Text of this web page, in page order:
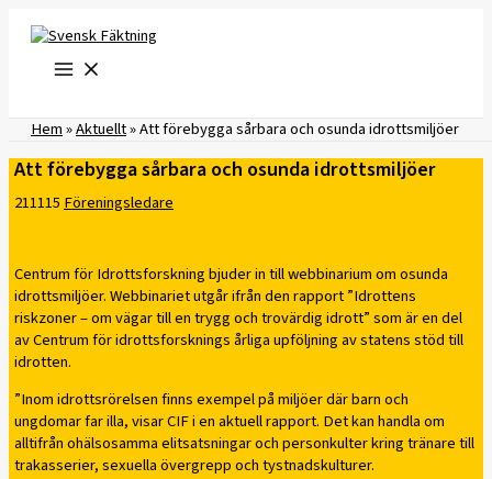
innehåll
Hem»Aktuellt»Att förebygga sårbara och osunda idrottsmiljöer
Att förebygga sårbara och osunda idrottsmiljöer
211115Föreningsledare
Centrum för Idrottsforskning bjuder in till webbinarium om osunda
idrottsmiljöer. Webbinariet utgår ifrån den rapport ”Idrottens
riskzoner – om vägar till en trygg och trovärdig idrott” som är en del
av Centrum för idrottsforsknings årliga upföljning av statens stöd till
idrotten.
”Inom idrottsrörelsen finns exempel på miljöer där barn och
ungdomar far illa, visar CIF i en aktuell rapport. Det kan handla om
alltifrån ohälsosamma elitsatsningar och personkulter kring tränare till
trakasserier, sexuella övergrepp och tystnadskulturer.